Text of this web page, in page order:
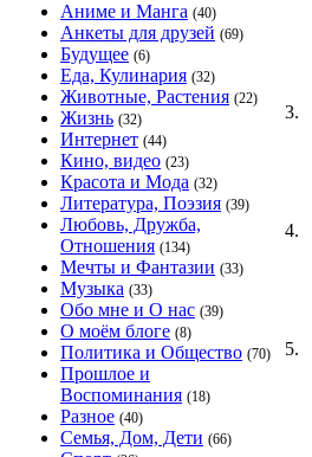
Аниме и Манга (40)
Анкеты для друзей (69)
Будущее (6)
Еда, Кулинария (32)
Животные, Растения (22)
Жизнь (32)
Интернет (44)
Кино, видео (23)
Красота и Мода (32)
Литература, Поэзия (39)
Любовь, Дружба,
Отношения (134)
Мечты и Фантазии (33)
Музыка (33)
Обо мне и О нас (39)
О моём блоге (8)
Политика и Общество (70)
Прошлое и
Воспоминания (18)
Разное (40)
Семья, Дом, Дети (66)
3.
4.
5.